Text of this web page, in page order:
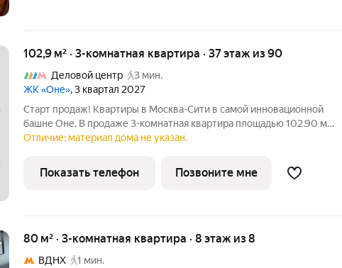
102,9 м² · 3-комнатная квартира · 37 этаж из 90
Деловой центр
3 мин.
ЖК «Оне», 3 квартал 2027
Старт продаж! Квартиры в Москва-Сити в самой инновационной
башне Оне. В продаже 3-комнатная квартира площадью 102.90 м
на 37-м этаже. Новый современный жилой комплекс премиум-
Москва-Сити,
Отличие: материал дома не указан.
Показать телефон Позвоните мне
80 м² · 3-комнатная квартира · 8 этаж из 8
ВДНХ
1 мин.